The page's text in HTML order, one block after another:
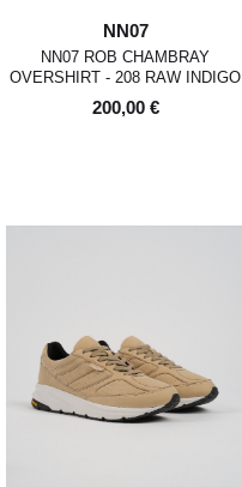
NN07
NN07 ROB CHAMBRAY
OVERSHIRT - 208 RAW INDIGO
200,00 €